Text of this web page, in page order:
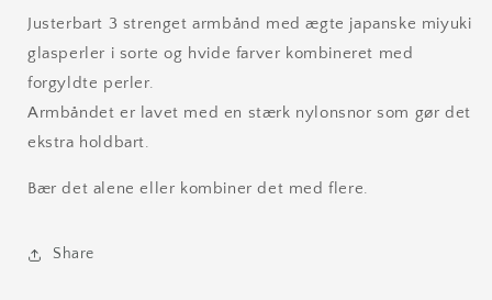
Justerbart 3 strenget armbånd med ægte japanske miyuki
glasperler i sorte og hvide farver kombineret med
forgyldte perler.
Armbåndet er lavet med en stærk nylonsnor som gør det
ekstra holdbart.
Bær det alene eller kombiner det med flere.
Share